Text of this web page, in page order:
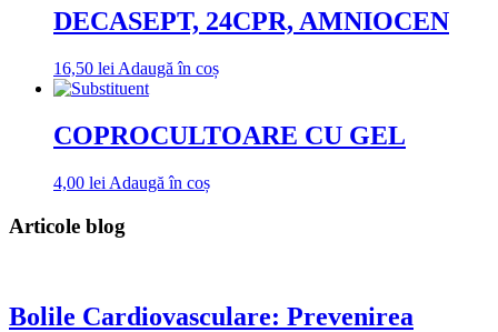
DECASEPT, 24CPR, AMNIOCEN
16,50 lei Adaugă în coș
COPROCULTOARE CU GEL
4,00 lei Adaugă în coș
Articole blog
Bolile Cardiovasculare: Prevenirea